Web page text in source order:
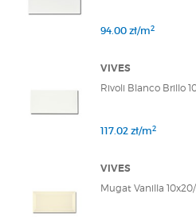
94.00 zł/m2
VIVES
Rivoli Blanco Brillo
117.02 zł/m2
VIVES
Mugat Vanilla